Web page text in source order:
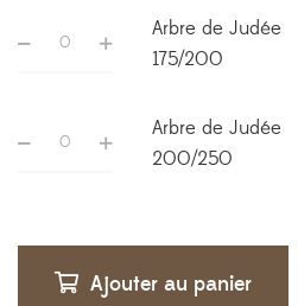
Arbre de Judée
175/200
Arbre de Judée
200/250
Ajouter au panier